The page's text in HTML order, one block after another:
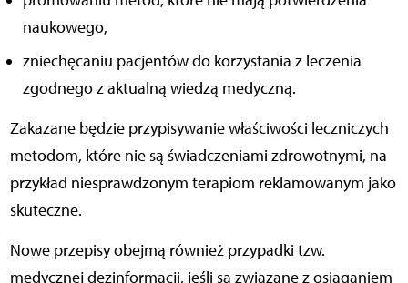
naukowego,
zniechęcaniu pacjentów do korzystania z leczenia
zgodnego z aktualną wiedzą medyczną.
Zakazane będzie przypisywanie właściwości leczniczych
metodom, które nie są świadczeniami zdrowotnymi, na
przykład niesprawdzonym terapiom reklamowanym jako
skuteczne.
Nowe przepisy obejmą również przypadki tzw.
medycznej dezinformacji, jeśli są związane z osiąganiem